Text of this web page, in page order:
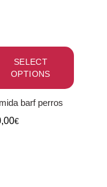
SELECT
OPTIONS
barf perros
€